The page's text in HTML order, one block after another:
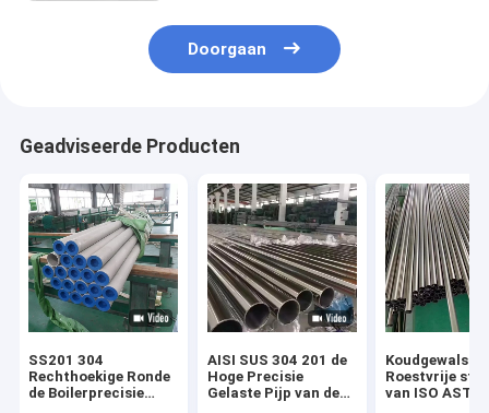
Doorgaan
Geadviseerde Producten
SS201 304
Rechthoekige Ronde
de Boilerprecisie
AISI SUS 304 201 de
Hoge Precisie
Gelaste Pijp van de
Koudgewalste
Roestvrije
van ISO